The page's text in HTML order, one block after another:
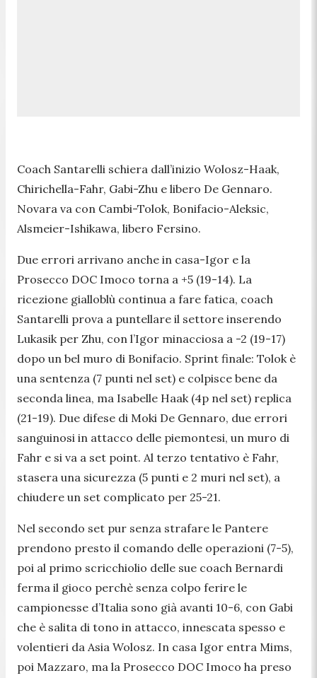
Coach Santarelli schiera dall’inizio Wolosz-Haak,
Chirichella-Fahr, Gabi-Zhu e libero De Gennaro.
Novara va con Cambi-Tolok, Bonifacio-Aleksic,
Alsmeier-Ishikawa, libero Fersino.
Due errori arrivano anche in casa-Igor e la
Prosecco DOC Imoco torna a +5 (19-14). La
ricezione gialloblù continua a fare fatica, coach
Santarelli prova a puntellare il settore inserendo
Lukasik per Zhu, con l’Igor minacciosa a -2 (19-17)
dopo un bel muro di Bonifacio. Sprint finale: Tolok è
una sentenza (7 punti nel set) e colpisce bene da
seconda linea, ma Isabelle Haak (4p nel set) replica
(21-19). Due difese di Moki De Gennaro, due errori
sanguinosi in attacco delle piemontesi, un muro di
Fahr e si va a set point. Al terzo tentativo è Fahr,
stasera una sicurezza (5 punti e 2 muri nel set), a
chiudere un set complicato per 25-21.
Nel secondo set pur senza strafare le Pantere
prendono presto il comando delle operazioni (7-5),
poi al primo scricchiolio delle sue coach Bernardi
ferma il gioco perchè senza colpo ferire le
campionesse d’Italia sono già avanti 10-6, con Gabi
che è salita di tono in attacco, innescata spesso e
volentieri da Asia Wolosz. In casa Igor entra Mims,
poi Mazzaro, ma la Prosecco DOC Imoco ha preso